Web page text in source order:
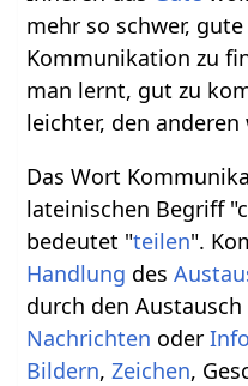
mehr so schwer,
Kommunikation zu
man lernt, gut zu
leichter, den
Das Wort
lateinischen Begriff
bedeutet "teilen".
Handlung des
durch den Austausch
Nachrichten oder
Bildern,Zeichen,